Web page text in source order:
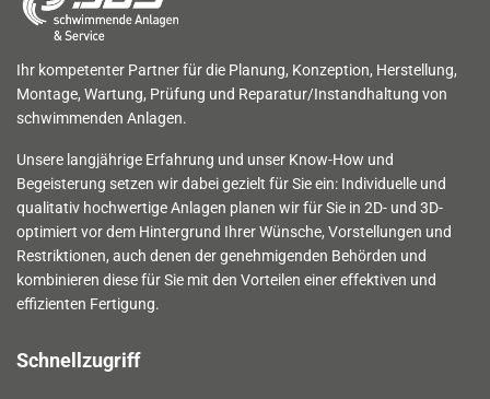
Ihr kompetenter Partner für die Planung, Konzeption, Herstellung,
Montage, Wartung, Prüfung und Reparatur/Instandhaltung von
schwimmenden Anlagen.
Unsere langjährige Erfahrung und unser Know-How und
Begeisterung setzen wir dabei gezielt für Sie ein: Individuelle und
qualitativ hochwertige Anlagen planen wir für Sie in 2D- und 3D-
optimiert vor dem Hintergrund Ihrer Wünsche, Vorstellungen und
Restriktionen, auch denen der genehmigenden Behörden und
kombinieren diese für Sie mit den Vorteilen einer effektiven und
effizienten Fertigung.
Schnellzugriff